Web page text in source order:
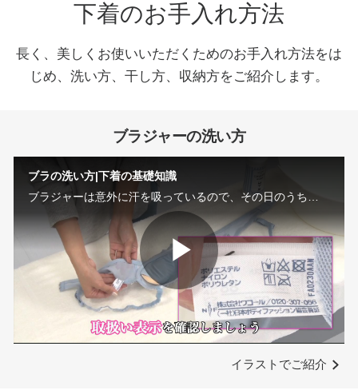
ニュース＆トピックス
企業情報
SNSアカウント一覧
プレゼント・キャンペーン
メールニュース登録
お問い合わせ
下着のお手入れ方法
長く、美しくお使いいただくためのお手入れ方法をは
じめ、洗い方、干し方、収納方をご紹介します。
ブラジャーの洗い方
ブラの洗い方|下着の基礎知識
Play
Video
イラストでご紹介